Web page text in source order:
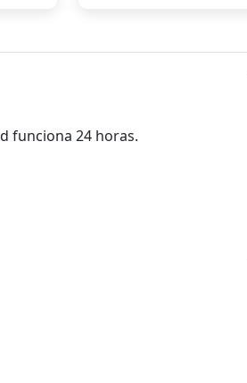
funciona 24 horas.